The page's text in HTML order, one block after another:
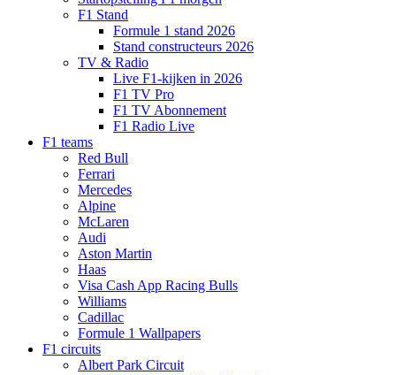
F1 Stand
Formule 1 stand 2026
Stand constructeurs 2026
TV & Radio
Live F1-kijken in 2026
F1 TV Pro
F1 TV Abonnement
F1 Radio Live
F1 teams
Red Bull
Ferrari
Mercedes
Alpine
McLaren
Audi
Aston Martin
Haas
Visa Cash App Racing Bulls
Williams
Cadillac
Formule 1 Wallpapers
F1 circuits
Albert Park Circuit